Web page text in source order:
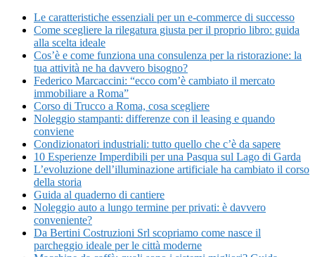
Le caratteristiche essenziali per un e-commerce di successo
Come scegliere la rilegatura giusta per il proprio libro: guida
alla scelta ideale
Cos’è e come funziona una consulenza per la ristorazione: la
tua attività ne ha davvero bisogno?
Federico Marcaccini: “ecco com’è cambiato il mercato
immobiliare a Roma”
Corso di Trucco a Roma, cosa scegliere
Noleggio stampanti: differenze con il leasing e quando
conviene
Condizionatori industriali: tutto quello che c’è da sapere
10 Esperienze Imperdibili per una Pasqua sul Lago di Garda
L’evoluzione dell’illuminazione artificiale ha cambiato il corso
della storia
Guida al quaderno di cantiere
Noleggio auto a lungo termine per privati: è davvero
conveniente?
Da Bertini Costruzioni Srl scopriamo come nasce il
parcheggio ideale per le città moderne